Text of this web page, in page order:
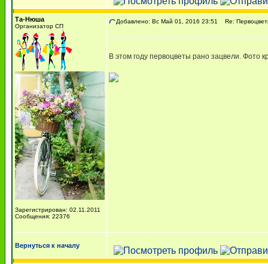
Та-Нюша
Организатор СП
Зарегистрирован: 02.11.2011
Сообщения: 22376
Добавлено: Вс Май 01, 2016 23:51 Re:
В этом году первоцветы рано зацвели. Фото
Вернуться к началу